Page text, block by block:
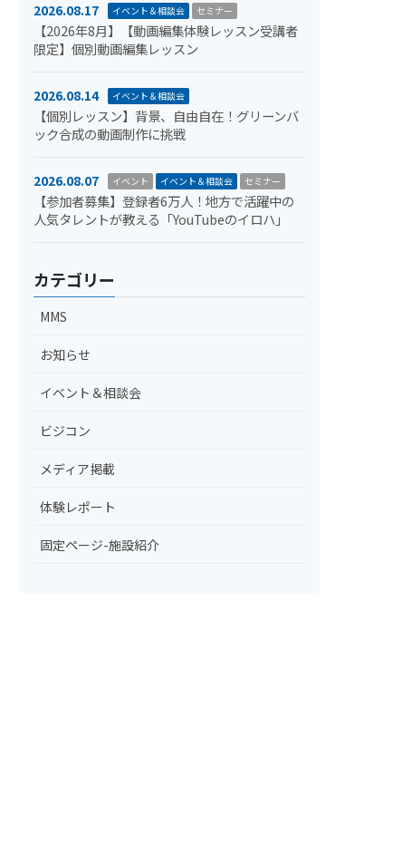
2026.08.17 イベント＆相談会 セミナー
【2026年8月】【動画編集体験レッスン受講者
限定】個別動画編集レッスン
2026.08.14 イベント＆相談会
【個別レッスン】背景、自由自在！グリーンバ
ック合成の動画制作に挑戦
2026.08.07 イベント イベント＆相談会 セミナー
【参加者募集】登録者6万人！地方で活躍中の
人気タレントが教える「YouTubeのイロハ」
カテゴリー
MMS
お知らせ
イベント＆相談会
ビジコン
メディア掲載
体験レポート
固定ページ-施設紹介